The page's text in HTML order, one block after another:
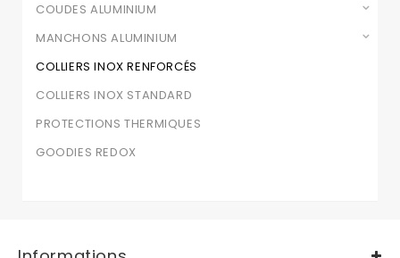
COUDES ALUMINIUM
MANCHONS ALUMINIUM
COLLIERS INOX RENFORCÉS
COLLIERS INOX STANDARD
PROTECTIONS THERMIQUES
GOODIES REDOX